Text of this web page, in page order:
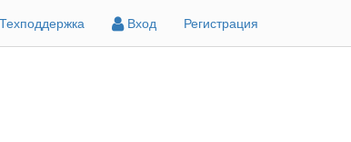
Техподдержка Вход Регистрация